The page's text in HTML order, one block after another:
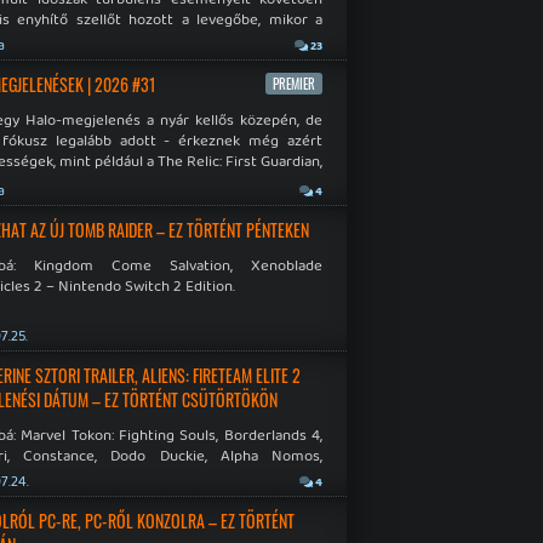
enyhítő szellőt hozott a levegőbe, mikor a
bejelentette, hogy PC-re is kiterjesztik az
visszafelé kompatibilitást. Lássuk,
jutottak...
23
| 2026 #31 PREMIER
Halo-megjelenés a nyár kellős közepén, de
legalább adott - érkeznek még azért
mint például a The Relic: First Guardian,
Chronicles 2 és a Dispatch új átiratai vagy
a Mistfall Hunter
4
AZ ÚJ TOMB RAIDER – EZ TÖRTÉNT PÉNTEKEN
Kingdom Come Salvation, Xenoblade
2 – Nintendo Switch 2 Edition.
SZTORI TRAILER, ALIENS: FIRETEAM ELITE 2
DÁTUM – EZ TÖRTÉNT CSÜTÖRTÖKÖN
Marvel Tokon: Fighting Souls, Borderlands 4,
Constance, Dodo Duckie, Alpha Nomos,
Negative Frames.
4
PC-RE, PC-RŐL KONZOLRA – EZ TÖRTÉNT